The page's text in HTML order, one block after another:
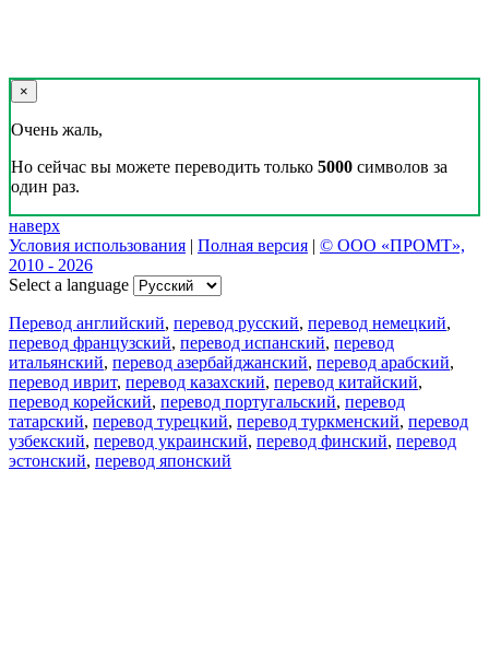
×
Очень жаль,
Но сейчас вы можете переводить только 5000 символов за
один раз.
наверх
Условия использования | Полная версия | © ООО «ПРОМТ»,
2010 - 2026
Select a language
Перевод английский, перевод русский, перевод немецкий,
перевод французский, перевод испанский, перевод
итальянский, перевод азербайджанский, перевод арабский,
перевод иврит, перевод казахский, перевод китайский,
перевод корейский, перевод португальский, перевод
татарский, перевод турецкий, перевод туркменский, перевод
узбекский, перевод украинский, перевод финский, перевод
эстонский, перевод японский